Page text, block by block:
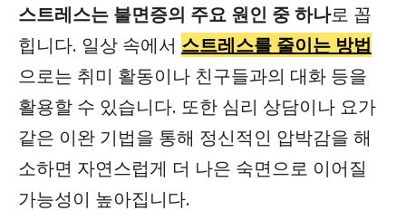
스트레스는 불면증의 주요 원인 중 하나로 꼽
힙니다. 일상 속에서 스트레스를 줄이는 방법
으로는 취미 활동이나 친구들과의 대화 등을
활용할 수 있습니다. 또한 심리 상담이나 요가
같은 이완 기법을 통해 정신적인 압박감을 해
소하면 자연스럽게 더 나은 숙면으로 이어질
가능성이 높아집니다.